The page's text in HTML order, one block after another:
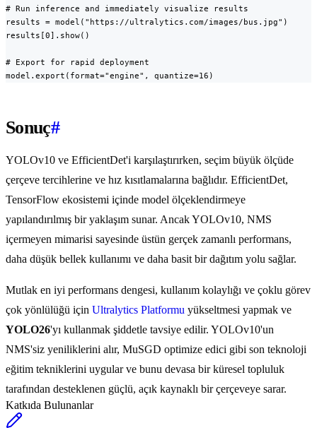
# Run inference and immediately visualize results
results = model("https://ultralytics.com/images/bus.jpg")
results[0].show()
# Export for rapid deployment
model.export(format="engine", quantize=16)
Sonuç#
YOLOv10 ve EfficientDet'i karşılaştırırken, seçim büyük ölçüde
çerçeve tercihlerine ve hız kısıtlamalarına bağlıdır. EfficientDet,
TensorFlow ekosistemi içinde model ölçeklendirmeye
yapılandırılmış bir yaklaşım sunar. Ancak YOLOv10, NMS
içermeyen mimarisi sayesinde üstün gerçek zamanlı performans,
daha düşük bellek kullanımı ve daha basit bir dağıtım yolu sağlar.
Mutlak en iyi performans dengesi, kullanım kolaylığı ve çoklu görev
çok yönlülüğü için Ultralytics Platformu yükseltmesi yapmak ve
YOLO26'yı kullanmak şiddetle tavsiye edilir. YOLOv10'un
NMS'siz yeniliklerini alır, MuSGD optimize edici gibi son teknoloji
eğitim tekniklerini uygular ve bunu devasa bir küresel topluluk
tarafından desteklenen güçlü, açık kaynaklı bir çerçeveye sarar.
Katkıda Bulunanlar